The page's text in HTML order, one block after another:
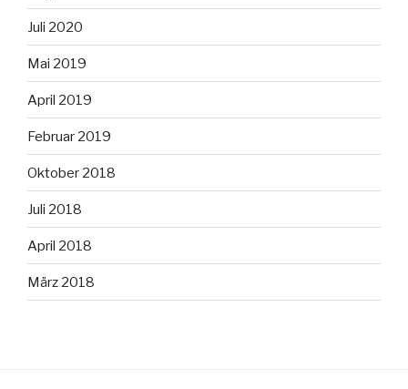
Juli 2020
Mai 2019
April 2019
Februar 2019
Oktober 2018
Juli 2018
April 2018
März 2018